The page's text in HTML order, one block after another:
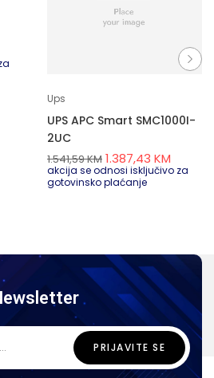
Ups
UPS APC Smart SMC1000I-
2UC
1.541,59KM 1.387,43 KM
akcija se odnosi isključivo za
gotovinsko plaćanje